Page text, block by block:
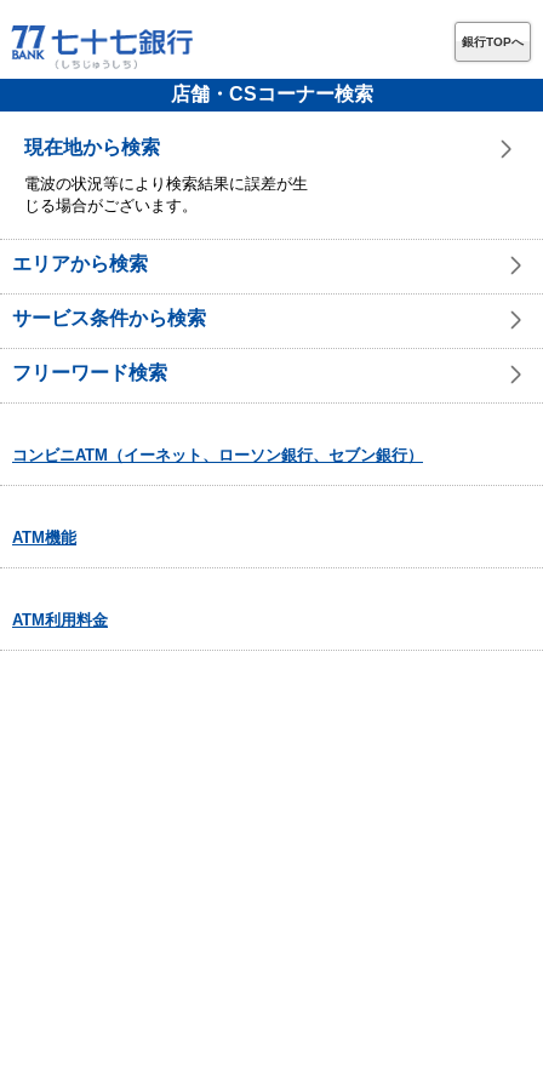
銀行TOPへ
店舗・CSコーナー検索
現在地から検索
電波の状況等により検索結果に誤差が生
じる場合がございます。
エリアから検索
サービス条件から検索
フリーワード検索
コンビニATM（イーネット、ローソン銀行、セブン銀行）
ATM機能
ATM利用料金